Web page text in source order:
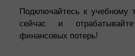
Подключайтесь к учебному
сейчас и
финансовых потерь!